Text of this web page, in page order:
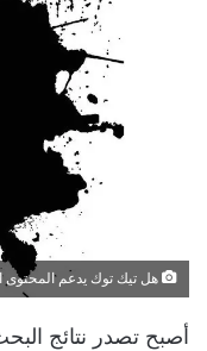
هل تيك توك يدعم المحتوى
أصبح تصدر نتائج